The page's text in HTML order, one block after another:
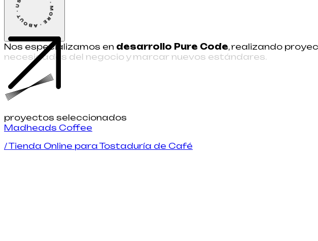
LEARN · MORE · ABOUT · US ·
Nos especi alizamos en desarro o Pure Code, realizando proyec
necesidade s del negocio y marcar nuevos estándares.
proyectos seleccionados
Madheads Cofee
/Tienda Online para Tostaduría de Café